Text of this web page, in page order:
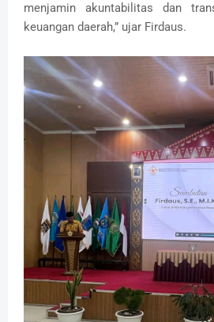
menjamin akuntabilitas dan
keuangan daerah,” ujar Firdaus.